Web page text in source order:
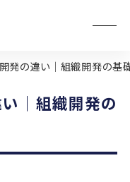
発の違い｜組織開発の基
｜組織開発の